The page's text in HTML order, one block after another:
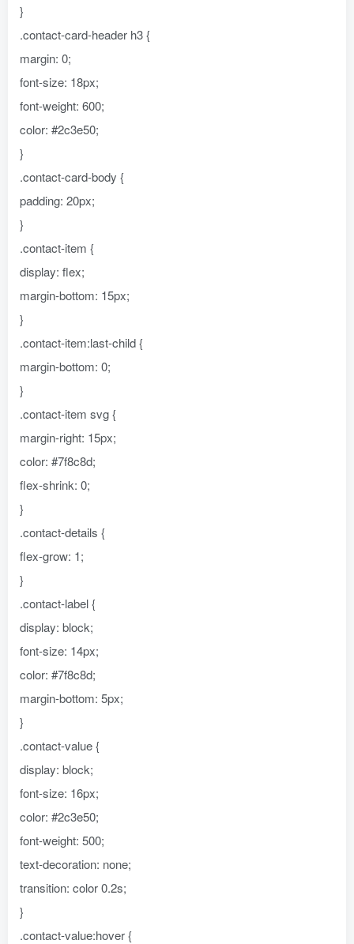
}
.contact-card-header h3 {
margin: 0;
font-size: 18px;
font-weight: 600;
color: #2c3e50;
}
.contact-card-body {
padding: 20px;
}
.contact-item {
display: flex;
margin-bottom: 15px;
}
.contact-item:last-child {
margin-bottom: 0;
}
.contact-item svg {
margin-right: 15px;
color: #7f8c8d;
flex-shrink: 0;
}
.contact-details {
flex-grow: 1;
}
.contact-label {
display: block;
font-size: 14px;
color: #7f8c8d;
margin-bottom: 5px;
}
.contact-value {
display: block;
font-size: 16px;
color: #2c3e50;
font-weight: 500;
text-decoration: none;
transition: color 0.2s;
}
.contact-value:hover {